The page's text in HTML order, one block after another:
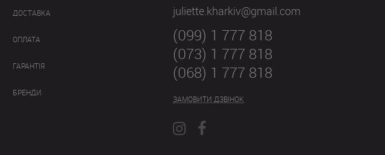
ДОСТАВКА
ОПЛАТА
ГАРАНТІЯ
БРЕНДИ
juliette.kharkiv@gmail.com
(099) 1 777 818
(073) 1 777 818
(068) 1 777 818
ЗАМОВИТИ ДЗВІНОК